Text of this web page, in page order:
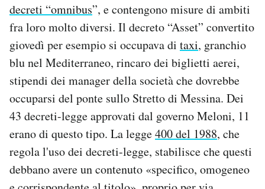
decreti “omnibus”, e contengono misure di ambiti
fra loro molto diversi. Il decreto “Asset” convertito
giovedì per esempio si occupava di taxi, granchio
blu nel Mediterraneo, rincaro dei biglietti aerei,
stipendi dei manager della società che dovrebbe
occuparsi del ponte sullo Stretto di Messina. Dei
43 decreti-legge approvati dal governo Meloni, 11
erano di questo tipo. La legge400 del 1988, che
regola l'uso dei decreti-legge, stabilisce che questi
debbano avere un contenuto «specifico, omogeneo